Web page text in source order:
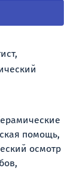
помощь,
осмотр